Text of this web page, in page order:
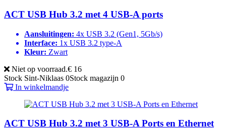
ACT USB Hub 3.2 met 4 USB-A ports
Aansluitingen: 4x USB 3.2 (Gen1, 5Gb/s)
Interface: 1x USB 3.2 type-A
Kleur: Zwart
Niet op voorraad.€ 16
Stock Sint-Niklaas 0Stock magazijn 0
In winkelmandje
ACT USB Hub 3.2 met 3 USB-A Ports en Ethernet